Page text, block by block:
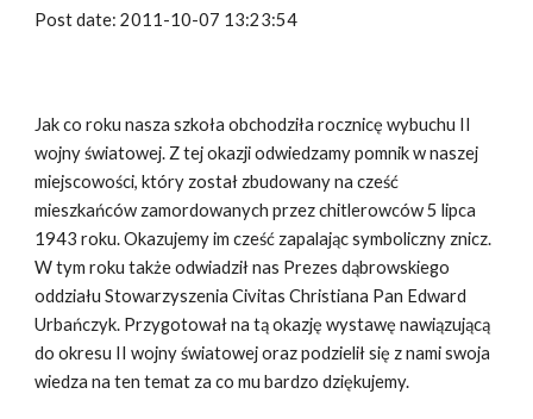
Post date: 2011-10-07 13:23:54
Jak co roku nasza szkoła obchodziła rocznicę wybuchu II
wojny światowej. Z tej okazji odwiedzamy pomnik w naszej
miejscowości, który został zbudowany na cześć
mieszkańców zamordowanych przez chitlerowców 5 lipca
1943 roku. Okazujemy im cześć zapalając symboliczny znicz.
W tym roku także odwiadził nas Prezes dąbrowskiego
oddziału Stowarzyszenia Civitas Christiana Pan Edward
Urbańczyk. Przygotował na tą okazję wystawę nawiązującą
do okresu II wojny światowej oraz podzielił się z nami swoja
wiedza na ten temat za co mu bardzo dziękujemy.